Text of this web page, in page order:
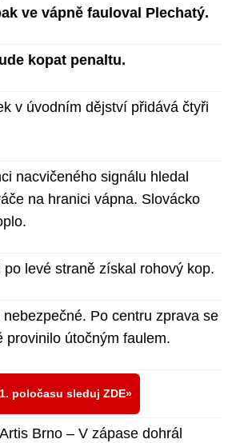
ve vápně fauloval Plechatý.
kopat penaltu.
v úvodním dějství přidává čtyři
nacvičeného signálu hledal
na hranici vápna. Slovácko
po levé straně získal rohový kop.
Po centru zprava se
provinilo útočným faulem.
poločasu sleduj ZDE
Brno – V zápase dohrál